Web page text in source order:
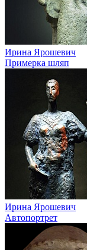
Ирина Ярошевич
Примерка шляп
Ирина Ярошевич
Автопортрет